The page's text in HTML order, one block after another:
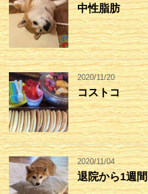
中性脂肪
2020/11/20
コストコ
2020/11/04
退院から1週間